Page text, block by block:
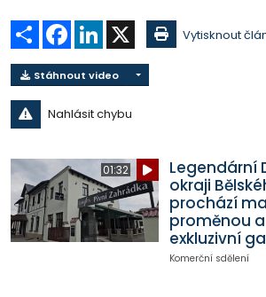
Sdílet Facebook
LinkedIn Vytisknout
Stáhnout video
Nahlásit chybu
01:32
Legendární
okraji
prochází
proměnou
exkluzivní
Komerční sdělení